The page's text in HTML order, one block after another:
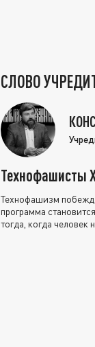
СЛОВО
Технофашисты
Технофашизм
программа
тогда, когда человек